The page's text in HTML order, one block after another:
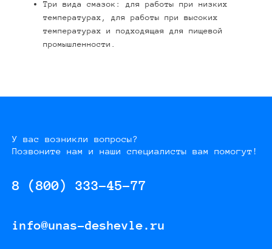
Три вида смазок: для работы при низких
температурах, для работы при высоких
температурах и подходящая для пищевой
промышленности.
У вас возникли вопросы?
Позвоните нам и наши специалисты вам помогут!
8 (800) 333-45-77
info@unas-deshevle.ru